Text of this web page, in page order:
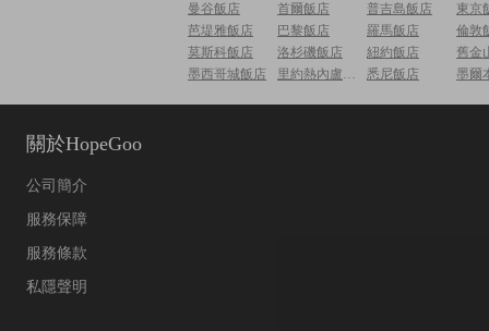
曼谷飯店 首爾飯店 普吉島飯店
東京
芭堤雅飯店
巴黎飯店 羅馬飯店
倫敦
莫斯科飯店
洛杉磯飯店 紐約飯店
舊金
墨西哥城飯店
里約熱內盧飯店 悉尼飯店 墨爾
關於HopeGoo
公司簡介
服務保障
服務條款
私隱聲明